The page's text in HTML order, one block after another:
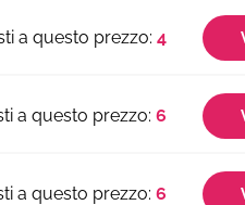
4
6
6